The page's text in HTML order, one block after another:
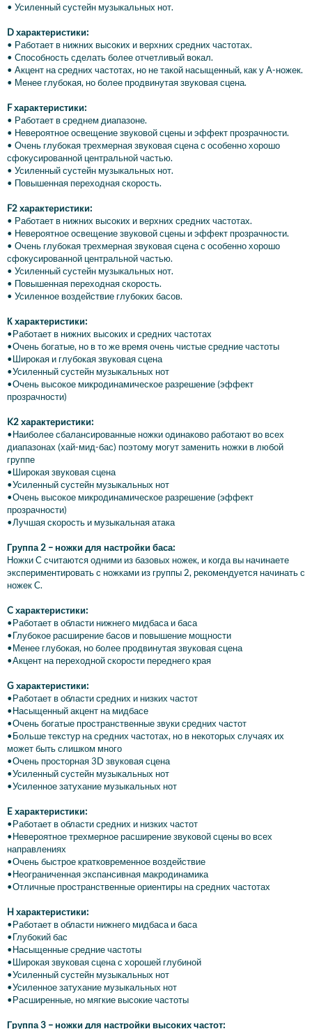
• Усиленный сустейн музыкальных нот.
D характеристики:
• Работает в нижних высоких и верхних средних частотах.
• Способность сделать более отчетливый вокал.
• Акцент на средних частотах, но не такой насыщенный, как у А-ножек.
• Менее глубокая, но более продвинутая звуковая сцена.
F характеристики:
• Работает в среднем диапазоне.
• Невероятное освещение звуковой сцены и эффект прозрачности.
• Очень глубокая трехмерная звуковая сцена с особенно хорошо
сфокусированной центральной частью.
• Усиленный сустейн музыкальных нот.
• Повышенная переходная скорость.
F2 характеристики:
• Работает в нижних высоких и верхних средних частотах.
• Невероятное освещение звуковой сцены и эффект прозрачности.
• Очень глубокая трехмерная звуковая сцена с особенно хорошо
сфокусированной центральной частью.
• Усиленный сустейн музыкальных нот.
• Повышенная переходная скорость.
• Усиленное воздействие глубоких басов.
К характеристики:
•Работает в нижних высоких и средних частотах
•Очень богатые, но в то же время очень чистые средние частоты
•Широкая и глубокая звуковая сцена
•Усиленный сустейн музыкальных нот
•Очень высокое микродинамическое разрешение (эффект
прозрачности)
K2 характеристики:
•Наиболее сбалансированные ножки одинаково работают во всех
диапазонах (хай-мид-бас) поэтому могут заменить ножки в любой
группе
•Широкая звуковая сцена
•Усиленный сустейн музыкальных нот
•Очень высокое микродинамическое разрешение (эффект
прозрачности)
•Лучшая скорость и музыкальная атака
Группа 2 – ножки для настройки баса:
Ножки C считаются одними из базовых ножек, и когда вы начинаете
экспериментировать с ножками из группы 2, рекомендуется начинать с
ножек C.
C характеристики:
•Работает в области нижнего мидбаса и баса
•Глубокое расширение басов и повышение мощности
•Менее глубокая, но более продвинутая звуковая сцена
•Акцент на переходной скорости переднего края
G характеристики:
•Работает в области средних и низких частот
•Насыщенный акцент на мидбасе
•Очень богатые пространственные звуки средних частот
•Больше текстур на средних частотах, но в некоторых случаях их
может быть слишком много
•Очень просторная 3D звуковая сцена
•Усиленный сустейн музыкальных нот
•Усиленное затухание музыкальных нот
E характеристики:
•Работает в области средних и низких частот
•Невероятное трехмерное расширение звуковой сцены во всех
направлениях
•Очень быстрое кратковременное воздействие
•Неограниченная экспансивная макродинамика
•Отличные пространственные ориентиры на средних частотах
H характеристики:
•Работает в области нижнего мидбаса и баса
•Глубокий бас
•Насыщенные средние частоты
•Широкая звуковая сцена с хорошей глубиной
•Усиленный сустейн музыкальных нот
•Усиленное затухание музыкальных нот
•Расширенные, но мягкие высокие частоты
Группа 3 – ножки для настройки высоких частот: